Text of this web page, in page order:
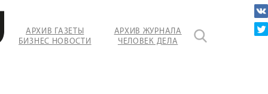
АРХИВ ГАЗЕТЫ
БИЗНЕС НОВОСТИ
АРХИВ ЖУРНАЛА
ЧЕЛОВЕК ДЕЛА